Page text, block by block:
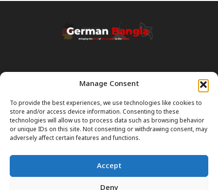
Manage Consent
To provide the best experiences, we use technologies like cookies to
store and/or access device information. Consenting to these
technologies will allow us to process data such as browsing behavior
or unique IDs on this site. Not consenting or withdrawing consent, may
adversely affect certain features and functions.
Accept
Deny
Transparency & Disclaimer:
Some content and images on this site are generated with the
assistance of Artificial Intelligence (AI). While we strive for accuracy, AI
can occasionally produce incorrect or outdated information.
Please Note:The content on GermanBangla.com is intended solely
professional advice. Always verify official rules (Visas, Laws, Taxes)
with government authorities before taking action.